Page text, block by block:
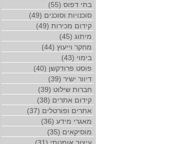
בתי דפוס (55)
סוכנויות וסוכנים (49)
קידום מכירות (49)
מיתוג (45)
מחקר וייעוץ (44)
בימוי (43)
פוסט פרודקשן (40)
דיוור ישיר (39)
חברות שילוט (39)
קידום אתרים (38)
אתרים ופורטלים (37)
מאגרי מידע (36)
מוסיקאים (35)